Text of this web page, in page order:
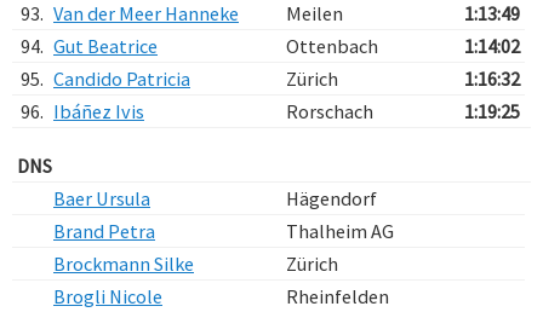
93. Van der Meer Hanneke Meilen
1:13:49
94. Gut Beatrice Ottenbach
1:14:02
95. Candido Patricia Zürich
1:16:32
96. Ibáñez Ivis Rorschach 1:19:25
DNS
Baer Ursula
Hägendorf
Brand Petra
Thalheim AG
Brockmann Silke
Zürich
Brogli Nicole
Rheinfelden